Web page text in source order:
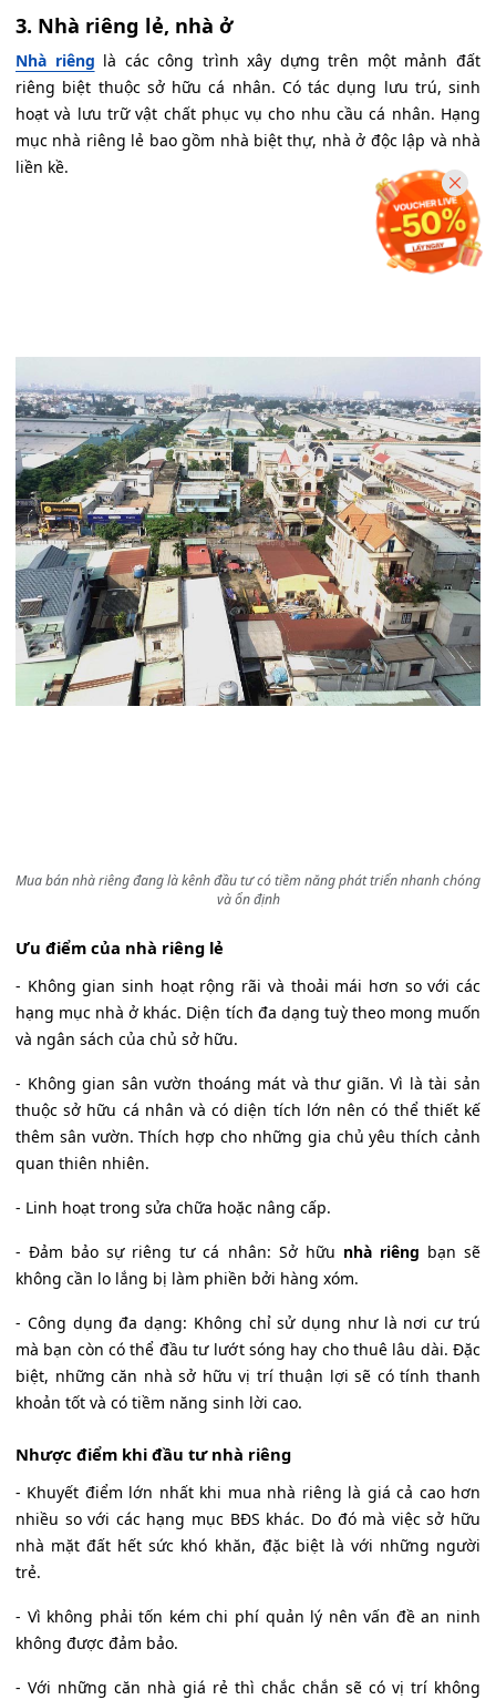
3. Nhà riêng lẻ, nhà ở
Nhà riêng là các công trình xây dựng trên một mảnh đất
riêng biệt thuộc sở hữu cá nhân. Có tác dụng lưu trú, sinh
hoạt và lưu trữ vật chất phục vụ cho nhu cầu cá nhân. Hạng
mục nhà riêng lẻ bao gồm nhà biệt thự, nhà ở độc lập và nhà
liền kề.
Mua bán nhà riêng đang là kênh đầu tư có tiềm năng phát triển nhanh chóng
và ổn định
Ưu điểm của nhà riêng lẻ
- Không gian sinh hoạt rộng rãi và thoải mái hơn so với các
hạng mục nhà ở khác. Diện tích đa dạng tuỳ theo mong muốn
và ngân sách của chủ sở hữu.
- Không gian sân vườn thoáng mát và thư giãn. Vì là tài sản
thuộc sở hữu cá nhân và có diện tích lớn nên có thể thiết kế
thêm sân vườn. Thích hợp cho những gia chủ yêu thích cảnh
quan thiên nhiên.
- Linh hoạt trong sửa chữa hoặc nâng cấp.
- Đảm bảo sự riêng tư cá nhân: Sở hữu nhà riêng bạn sẽ
không cần lo lắng bị làm phiền bởi hàng xóm.
- Công dụng đa dạng: Không chỉ sử dụng như là nơi cư trú
mà bạn còn có thể đầu tư lướt sóng hay cho thuê lâu dài. Đặc
biệt, những căn nhà sở hữu vị trí thuận lợi sẽ có tính thanh
khoản tốt và có tiềm năng sinh lời cao.
Nhược điểm khi đầu tư nhà riêng
- Khuyết điểm lớn nhất khi mua nhà riêng là giá cả cao hơn
nhiều so với các hạng mục BĐS khác. Do đó mà việc sở hữu
nhà mặt đất hết sức khó khăn, đặc biệt là với những người
trẻ.
- Vì không phải tốn kém chi phí quản lý nên vấn đề an ninh
không được đảm bảo.
- Với những căn nhà giá rẻ thì chắc chắn sẽ có vị trí không